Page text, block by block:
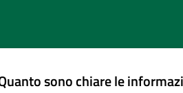
sono chiare le